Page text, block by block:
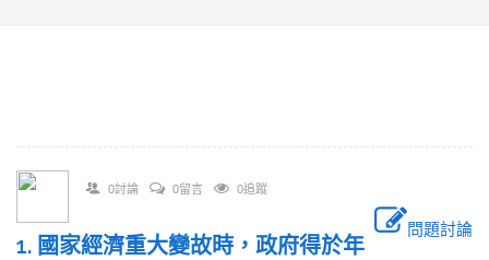
0討論 0留言 0追蹤
問題討論
1. 國家經濟重大變故時，政府得於年